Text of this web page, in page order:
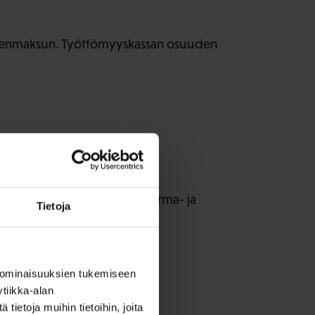
Tietoja
tukemiseen
alan
tietoja muihin tietoihin, joita
Työttömyyskassan osuuden
mutta ei vapaa-ajan tapaturma- ja